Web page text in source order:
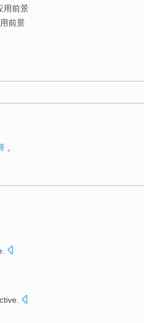
用前景
前景
。
.